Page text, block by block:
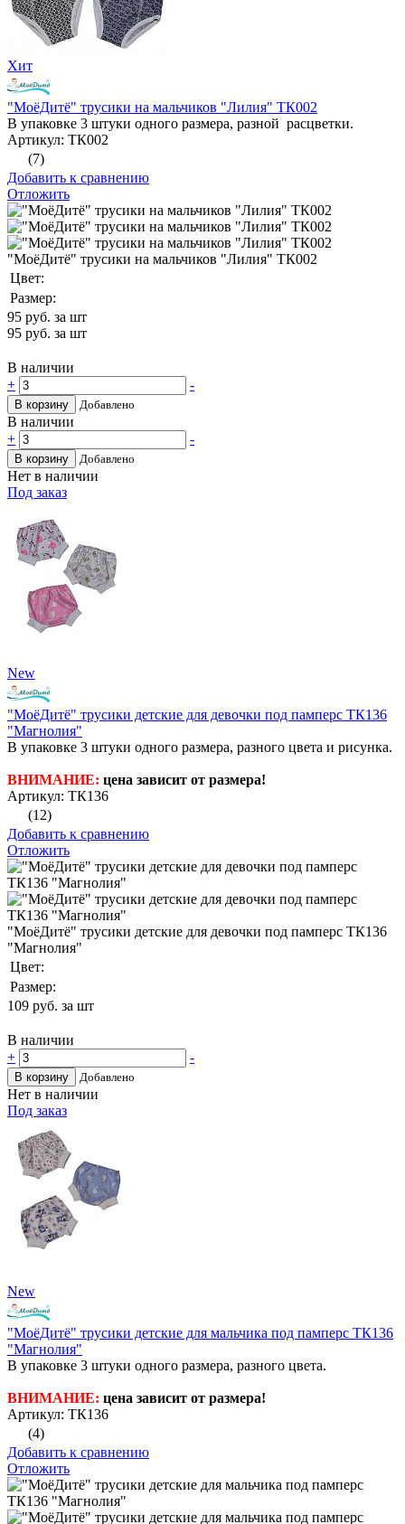
Хит
"МоёДитё" трусики на мальчиков "Лилия" ТК002
В упаковке 3 штуки одного размера, разной расцветки.
Артикул: ТК002
(7)
Добавить к сравнению
Отложить
"МоёДитё" трусики на мальчиков "Лилия" ТК002
Цвет:
Размер:
95 руб. за шт
95 руб. за шт
В наличии
+
-
В корзину Добавлено
В наличии
+
-
В корзину Добавлено
Нет в наличии
Под заказ
New
"МоёДитё" трусики детские для девочки под памперс ТК136
"Магнолия"
В упаковке 3 штуки одного размера, разного цвета и рисунка.
ВНИМАНИЕ: цена зависит от размера!
Артикул: ТК136
(12)
Добавить к сравнению
Отложить
"МоёДитё" трусики детские для девочки под памперс ТК136
"Магнолия"
Цвет:
Размер:
109 руб. за шт
В наличии
+
-
В корзину Добавлено
Нет в наличии
Под заказ
New
"МоёДитё" трусики детские для мальчика под памперс ТК136
"Магнолия"
В упаковке 3 штуки одного размера, разного цвета.
ВНИМАНИЕ: цена зависит от размера!
Артикул: ТК136
(4)
Добавить к сравнению
Отложить